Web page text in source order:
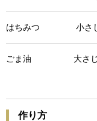
はちみつ 小さ
ごま油 大さじ
作り方